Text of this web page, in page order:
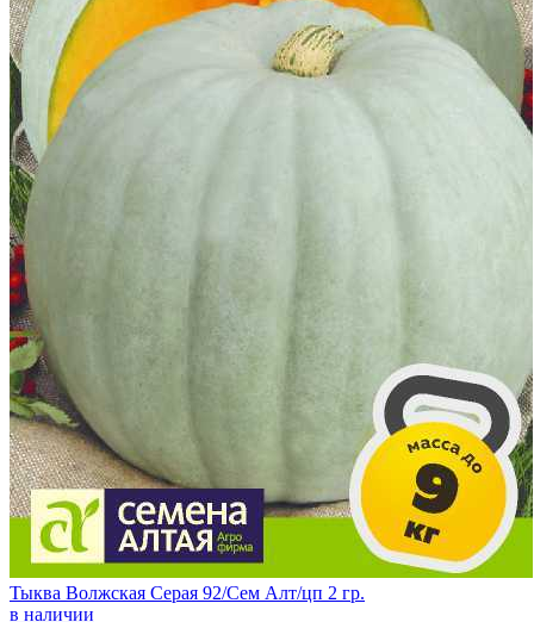
Тыква Волжская Серая 92/Сем Алт/цп 2 гр.
в наличии